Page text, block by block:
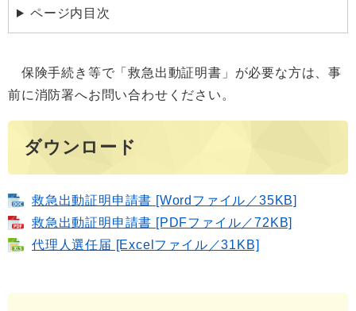
ページ内目次
保険手続き等で「救急出動証明書」が必要な方は、事
前に消防署へお問い合わせください。
ダウンロード
救急出動証明申請書 [Wordファイル／35KB]
救急出動証明申請書 [PDFファイル／72KB]
代理人選任届 [Excelファイル／31KB]